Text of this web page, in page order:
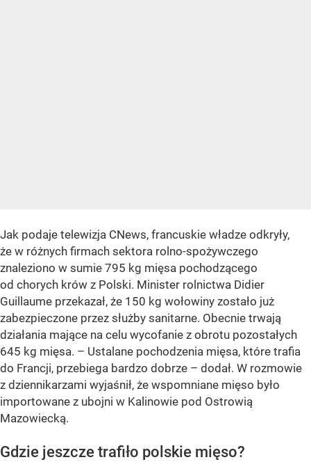
Jak podaje telewizja CNews, francuskie władze odkryły,
że w różnych firmach sektora rolno-spożywczego
znaleziono w sumie 795 kg mięsa pochodzącego
od chorych krów z Polski. Minister rolnictwa Didier
Guillaume przekazał, że 150 kg wołowiny zostało już
zabezpieczone przez służby sanitarne. Obecnie trwają
działania mające na celu wycofanie z obrotu pozostałych
645 kg mięsa. – Ustalane pochodzenia mięsa, które trafia
do Francji, przebiega bardzo dobrze – dodał. W rozmowie
z dziennikarzami wyjaśnił, że wspomniane mięso było
importowane z ubojni w Kalinowie pod Ostrowią
Mazowiecką.
Gdzie jeszcze trafiło polskie mięso?